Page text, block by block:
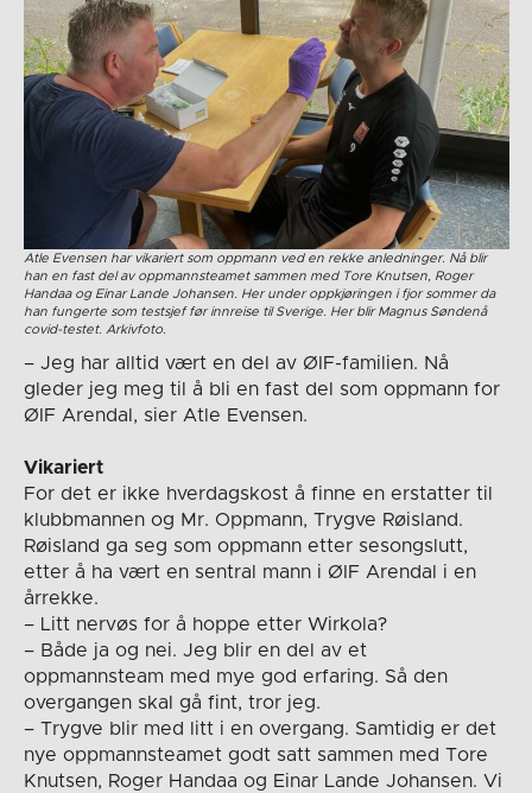
Atle Evensen har vikariert som oppmann ved en rekke anledninger. Nå blir
han en fast del av oppmannsteamet sammen med Tore Knutsen, Roger
Handaa og Einar Lande Johansen. Her under oppkjøringen i fjor sommer da
han fungerte som testsjef før innreise til Sverige. Her blir Magnus Søndenå
covid-testet. Arkivfoto.
– Jeg har alltid vært en del av ØIF-familien. Nå
gleder jeg meg til å bli en fast del som oppmann for
ØIF Arendal, sier Atle Evensen.
Vikariert
For det er ikke hverdagskost å finne en erstatter til
klubbmannen og Mr. Oppmann, Trygve Røisland.
Røisland ga seg som oppmann etter sesongslutt,
etter å ha vært en sentral mann i ØIF Arendal i en
årrekke.
– Litt nervøs for å hoppe etter Wirkola?
– Både ja og nei. Jeg blir en del av et
oppmannsteam med mye god erfaring. Så den
overgangen skal gå fint, tror jeg.
– Trygve blir med litt i en overgang. Samtidig er det
nye oppmannsteamet godt satt sammen med Tore
Knutsen, Roger Handaa og Einar Lande Johansen. Vi